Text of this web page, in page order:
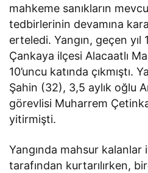
mahkeme sanıkların
tedbirlerinin devamına
erteledi. Yangın, geçen yıl
Çankaya ilçesi Alacaatlı
10’uncu katında çıkmıştı.
Şahin (32), 3,5 aylık oğlu
görevlisi Muharrem
yitirmişti.
Yangında mahsur
tarafından kurtarılırken,